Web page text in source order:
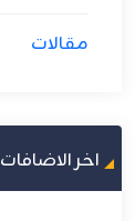
مقالات
اخر الاضافات